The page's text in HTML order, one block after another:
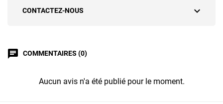
expand_more
CONTACTEZ-NOUS
chat COMMENTAIRES (0)
Aucun avis n'a été publié pour le moment.